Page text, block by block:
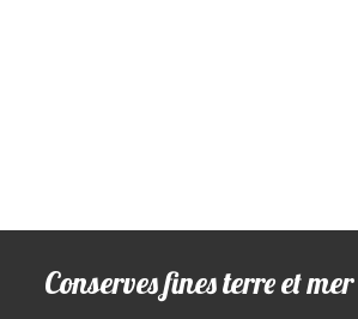
Conserves fines terre et mer